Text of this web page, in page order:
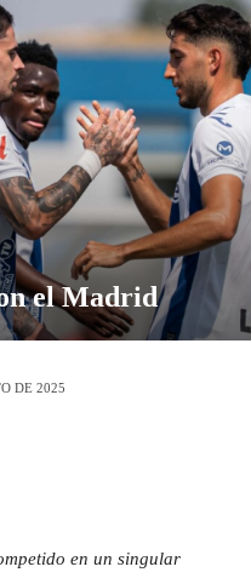
el Madrid
DE 2025
en un singular